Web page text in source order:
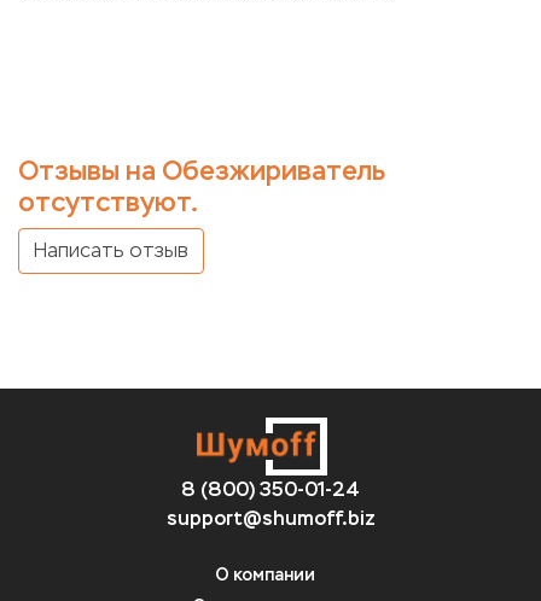
Отзывы на Обезжириватель
отсутствуют.
Написать отзыв
8 (800) 350-01-24
support@shumoff.biz
О компании